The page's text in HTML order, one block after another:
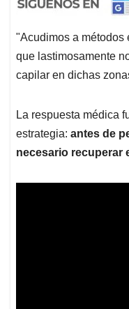
"Acudimos a métodos
que lastimosamente
capilar en dichas
La respuesta médica
estrategia: antes de
necesario recuperar